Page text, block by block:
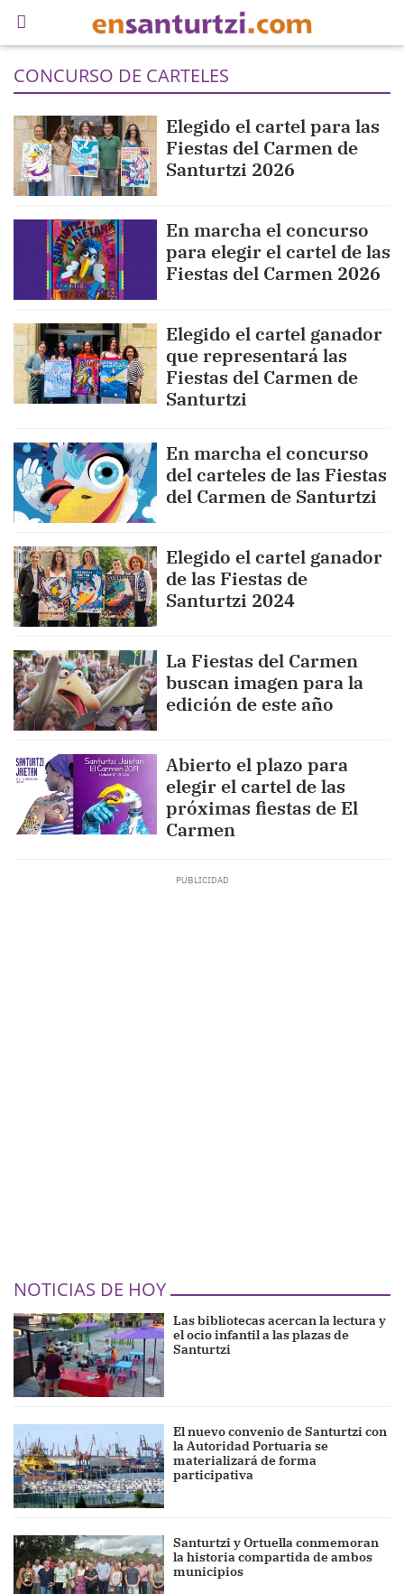
CONCURSO DE CARTELES
Elegido el cartel para las
Fiestas del Carmen de
Santurtzi 2026
En marcha el concurso
para elegir el cartel de las
Fiestas del Carmen 2026
Elegido el cartel ganador
que representará las
Fiestas del Carmen de
Santurtzi
En marcha el concurso
del carteles de las Fiestas
del Carmen de Santurtzi
Elegido el cartel ganador
de las Fiestas de
Santurtzi 2024
La Fiestas del Carmen
buscan imagen para la
edición de este año
Abierto el plazo para
elegir el cartel de las
próximas fiestas de El
Carmen
NOTICIAS DE HOY
Las bibliotecas acercan la lectura y
el ocio infantil a las plazas de
Santurtzi
El nuevo convenio de Santurtzi con
la Autoridad Portuaria se
materializará de forma
participativa
Santurtzi y Ortuella conmemoran
la historia compartida de ambos
municipios